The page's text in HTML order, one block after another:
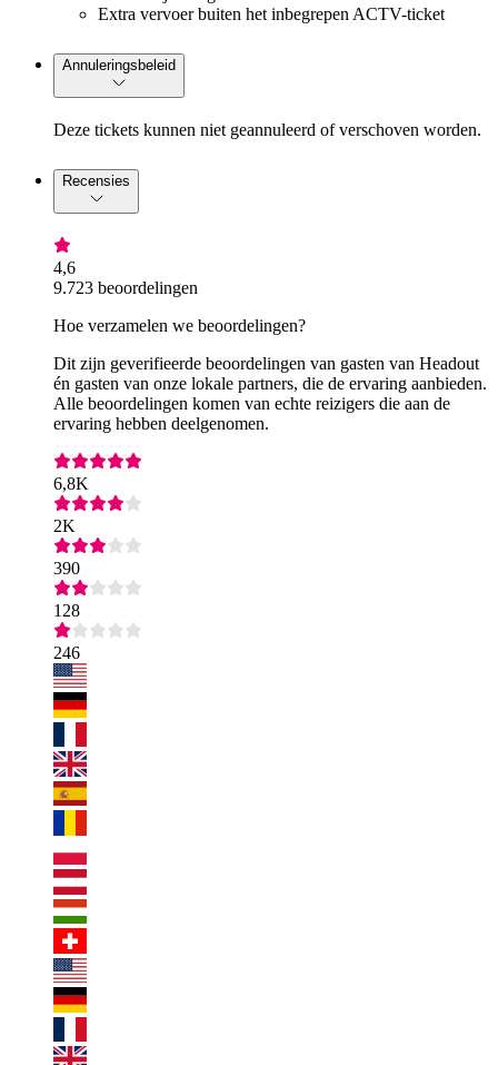
Extra vervoer buiten het inbegrepen ACTV-ticket
Annuleringsbeleid
Deze tickets kunnen niet geannuleerd of verschoven worden.
Recensies
4,6
9.723 beoordelingen
Hoe verzamelen we beoordelingen?
Dit zijn geverifieerde beoordelingen van gasten van Headout
én gasten van onze lokale partners, die de ervaring aanbieden.
Alle beoordelingen komen van echte reizigers die aan de
ervaring hebben deelgenomen.
6,8K
2K
390
128
246